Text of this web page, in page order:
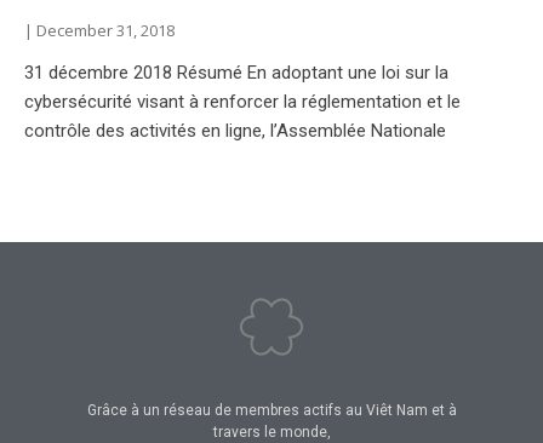
December 31, 2018
31 décembre 2018 Résumé En adoptant une loi sur la
cybersécurité visant à renforcer la réglementation et le
contrôle des activités en ligne, l’Assemblée Nationale
Grâce à un réseau de membres actifs au Viêt Nam et à
travers le monde,